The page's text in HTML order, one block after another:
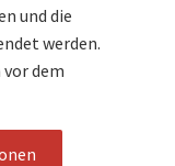
und die
werden.
vor dem